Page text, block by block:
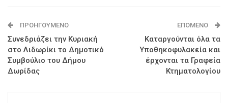
ΠΡΟΗΓΟΎΜΕΝΟ
Συνεδριάζει την Κυριακή
στο Λιδωρίκι το Δημοτικό
Συμβούλιο του Δήμου
Δωρίδας
ΕΠΌΜΕΝΟ
Καταργούνται όλα τα
Υποθηκοφυλακεία και
έρχονται τα Γραφεία
Κτηματολογίου